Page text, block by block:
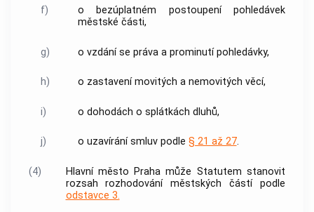
f)
o bezúplatném postoupení pohledávek
městské části,
g) o vzdání se práva a prominutí pohledávky,
h) o zastavení movitých a nemovitých věcí,
i) o dohodách o splátkách dluhů,
j) o uzavírání smluv podle § 21 až 27.
(4) Hlavní město Praha může Statutem stanovit
rozsah rozhodování městských částí podle
odstavce 3.